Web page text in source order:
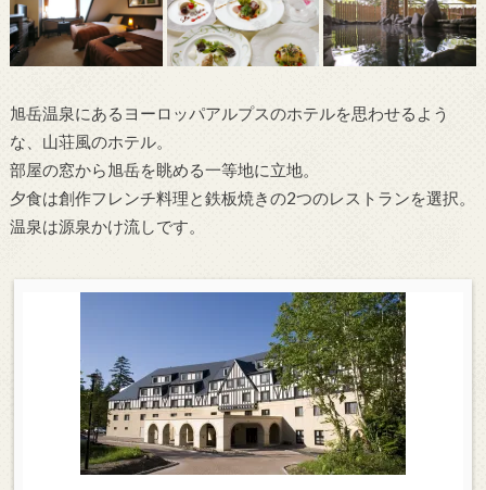
旭岳温泉にあるヨーロッパアルプスのホテルを思わせるよう
な、山荘風のホテル。
部屋の窓から旭岳を眺める一等地に立地。
夕食は創作フレンチ料理と鉄板焼きの2つのレストランを選択。
温泉は源泉かけ流しです。